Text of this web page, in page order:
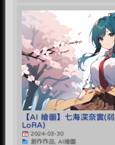
【AI 繪圖】七海深奈實(
LoRA)
2024-03-30
創作作品, AI繪圖